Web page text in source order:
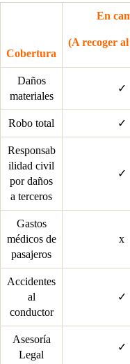
Cobertura
En
(A recoger
Daños
materiales
✓
Robo total ✓
Responsab
ilidad civil
por daños
a terceros
✓
Gastos
médicos de
pasajeros
x
Accidentes
al
conductor
✓
Asesoría
Legal
✓